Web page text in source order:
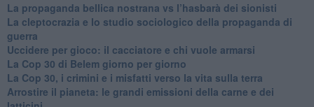
​La propaganda bellica nostrana vs l’hasbarà dei sionisti
​La cleptocrazia e lo studio sociologico della propaganda di
guerra
​Uccidere per gioco: il cacciatore e chi vuole armarsi
​La Cop 30 di Belem giorno per giorno
La Cop 30, i crimini e i misfatti verso la vita sulla terra
Arrostire il pianeta: le grandi emissioni della carne e dei